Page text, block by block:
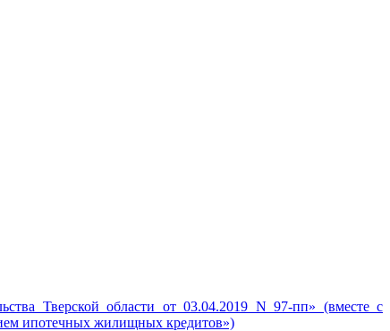
Тверской области от 03.04.2019 N 97-пп» (вместе с
ипотечных жилищных кредитов»)